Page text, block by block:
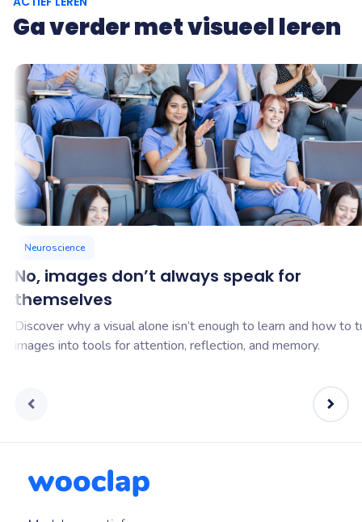
Ga verder met visueel leren
Neuroscience
No, images don’t always speak for
themselves
Discover why a visual alone isn’t enough to learn and how to
images into tools for attention, reflection, and memory.